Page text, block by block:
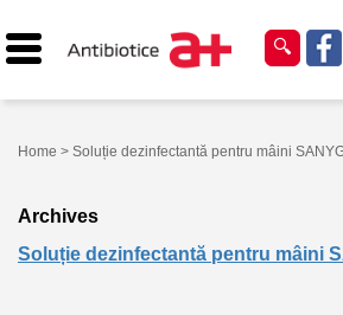
Home > Soluție dezinfectantă pentru mâini
Archives
Soluție dezinfectantă pentru mâini